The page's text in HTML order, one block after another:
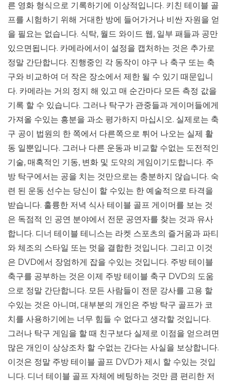
른 영화 형식으로 기록하기에 이상적입니다. 키친 테이블 골
프를 시험하기 위해 거대한 방에 들어가거나 비싼 자원을 얻
을 필요는 없습니다. 식탁, 월드 와이드 웹, 일부 패들과 공만
있으면됩니다. 카메라에서이 설정을 캡처하는 것은 추가로
정말 간단합니다. 진행중인 각 동작이 야구 나 축구 또는 축
구와 비교하여 더 작은 장소에서 제한 될 수 있기 때문입니
다. 카메라는 거의 정지 해 있고 매 순간마다 모든 측정 값을
기록 할 수 있습니다. 그러나 탁구가 관중들과 게이머들에게
가져올 수있는 흥분을 과소 평가하지 마십시오. 실제로는 축
구 공이 법원의 한 쪽에서 다른쪽으로 튀어 나오는 실제 활
동 일뿐입니다. 그러나 다른 운동과 비교할 수없는 도전적인
기술, 매혹적인 기동, 변화 및 도약의 게임이기도합니다. 주
방 탁구에서는 공을 치는 것만으로는 충분하지 않습니다. 숙
련 된 운동 선수는 당신이 할 수있는 한 예술적으로 타격을
받습니다. 훌륭한 저녁 식사 테이블 골프 게이머를 보는 것
은 독점적 인 공연 분야에서 전문 공연자를 찾는 것과 유사
합니다. 디너 테이블 테니스는 라켓 스포츠의 즐거움과 파티
와 체조의 스타일 또는 멋을 결합한 것입니다. 그리고 이것
은 DVD에서 장엄하게 잡을 수있는 것입니다. 주방 테이블
축구를 공부하는 것은 이제 주방 테이블 축구 DVD의 도움
으로 정말 간단합니다. 모든 사람들이 전문 강사를 고용 할
수있는 것은 아니며, 대부분의 개인은 주방 탁구 골프가 코
치를 사용하기에는 너무 힘들 수 없다고 생각할 것입니다.
그러나 탁구 게임을 할 때 친구보다 실제로 이점을 얻으려면
많은 개인이 상상조차 할 수없는 간다는 사실을 보상합니다.
이것은 정말 주방 테이블 골프 DVD가 제시 할 수있는 것입
니다. 디너 테이블 골프 자체에 베팅하는 것만 큼 편리한 저